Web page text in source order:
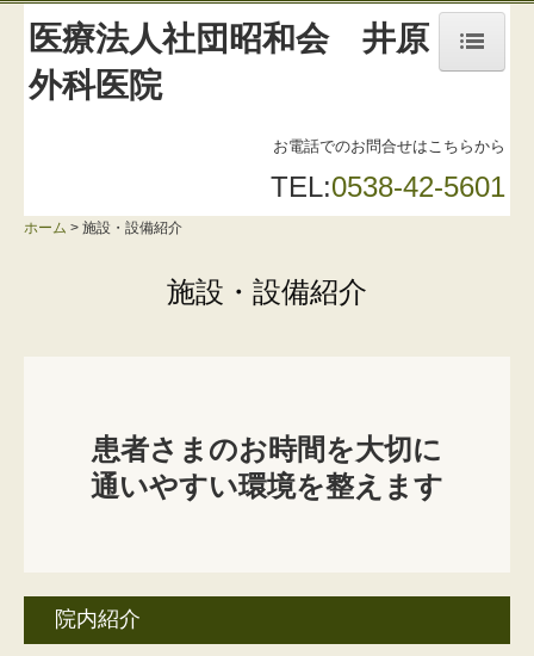
ホーム
診療報酬改定等について
医療法人社団昭和会 井原
外科医院
お電話でのお問合せはこちらから
TEL:0538-42-5601
ホーム 施設・設備紹介
施設・設備紹介
患者さまのお時間を大切に
通いやすい環境を整えます
院内紹介